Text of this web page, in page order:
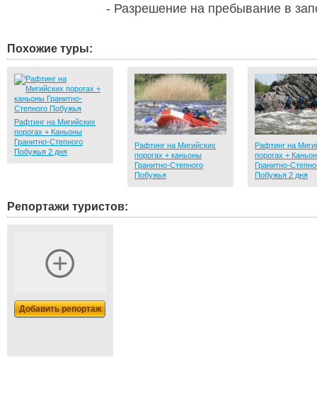
- Разрешение на пребывание в
Похожие туры:
Рафтинг на Мигийских
порогах + Каньоны
Гранитно-Степного
Побужья 2 дня
Рафтинг на Мигийских
порогах + каньоны
Гранитно-Степного
Побужья
Рафтинг на
порогах +
Гранитно-
Побужья 2 дня
Репортажи туристов:
Добавить репортаж